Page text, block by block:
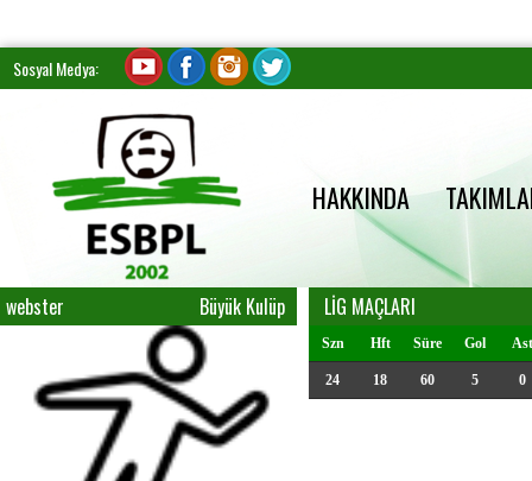
Sosyal Medya:
HAKKINDA
webster Büyük Kulüp LİG MAÇLARI
Szn Hft Süre Gol Ast
24 18 60 5 0